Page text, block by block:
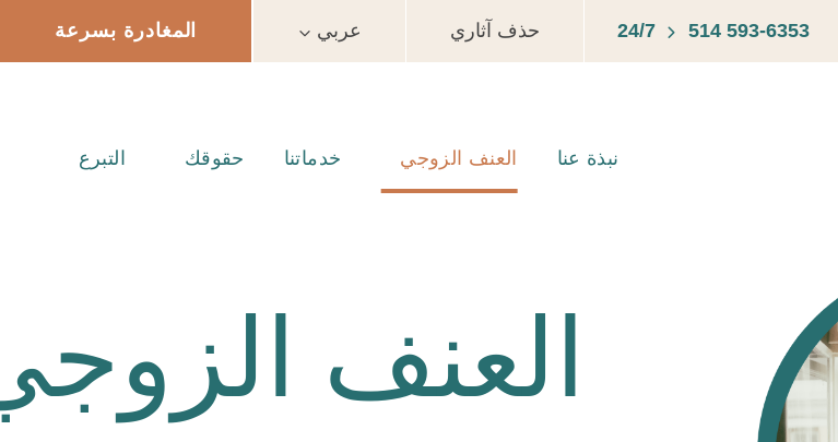
24/7 514 593-6353 حذف آثاري عربي المغادرة بسرعة
نبذة عنا العنف الزوجي خدماتنا حقوقك التبرع
العنف